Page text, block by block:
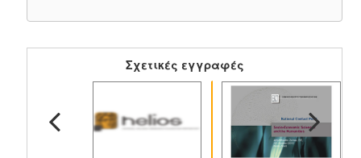
Σχετικές εγγραφές